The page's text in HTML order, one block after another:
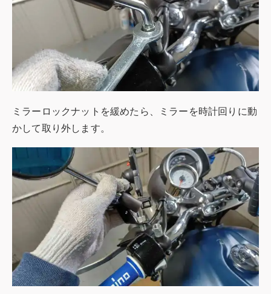
ミラーロックナットを緩めたら、ミラーを時計回りに動
かして取り外します。